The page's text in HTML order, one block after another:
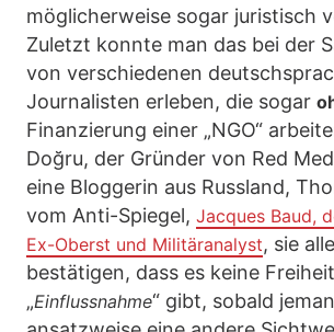
möglicherweise sogar juristisch
Zuletzt konnte man das bei der
von verschiedenen
Journalisten erleben, die sogar
Finanzierung einer „NGO“
Doğru, der Gründer von Red
eine Bloggerin aus Russland,
vom Anti-Spiegel, Jacques Baud,
Ex-Oberst und Militäranalyst, sie
bestätigen, dass es keine
„Einflussnahme“ gibt, sobald